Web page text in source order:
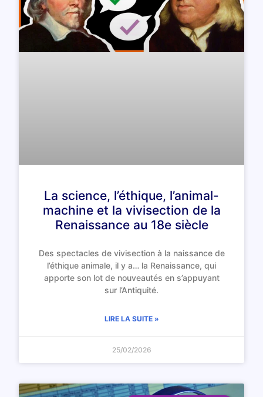
La science, l’éthique, l’animal-
machine et la vivisection de la
Renaissance au 18e siècle
Des spectacles de vivisection à la naissance de
l’éthique animale, il y a… la Renaissance, qui
apporte son lot de nouveautés en s’appuyant
sur l’Antiquité.
LIRE LA SUITE »
25/02/2026